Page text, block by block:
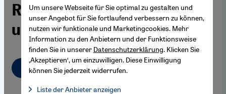
Reflexionen zwischen Berlin
und Teheran
Deutsch
Um unsere Webseite für Sie optimal zu gestalten und
unser Angebot für Sie fortlaufend verbessern zu können,
nutzen wir funktionale und Marketingcookies. Mehr
Information zu den Anbietern und der Funktionsweise
finden Sie in unserer Datenschutzerklärung. Klicken Sie
‚Akzeptieren‘, um einzuwilligen. Diese Einwilligung
können Sie jederzeit widerrufen.
Liste der Anbieter anzeigen